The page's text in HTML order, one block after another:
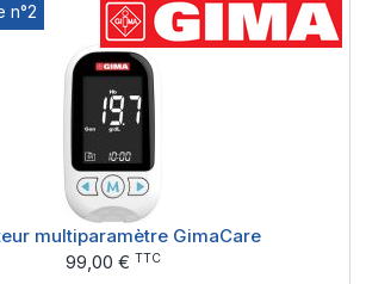
n°2
multiparamètre GimaCare
99,00 € TTC